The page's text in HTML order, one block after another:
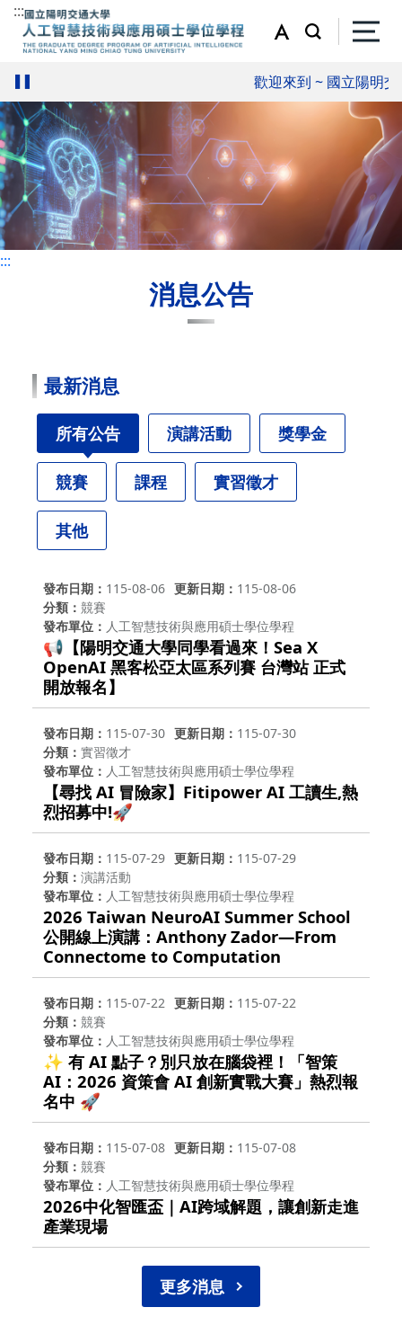
:::
歡迎來到 ~ 國立陽明
:::
消息公告
最新消息
所有公告 演講活動 獎學金
競賽 課程 實習徵才
其他
發布日期 115-08-06 更新日期
115-08-06
分類
競賽
發布單位
人工智慧技術與應用碩士學位學程
📢【陽明交通大學同學看過來！Sea X
OpenAI 黑客松亞太區系列賽 台灣站 正式
開放報名】
發布日期 115-07-30 更新日期
115-07-30
分類
實習徵才
發布單位
人工智慧技術與應用碩士學位學程
【尋找 AI 冒險家】Fitipower AI 工讀生,熱
烈招募中!🚀
發布日期 115-07-29 更新日期
115-07-29
分類
演講活動
發布單位
人工智慧技術與應用碩士學位學程
2026 Taiwan NeuroAI Summer School
公開線上演講：Anthony Zador—From
Connectome to Computation
發布日期 115-07-22 更新日期
115-07-22
分類
競賽
發布單位
人工智慧技術與應用碩士學位學程
✨ 有 AI 點子？別只放在腦袋裡！「智策
AI：2026 資策會 AI 創新實戰大賽」熱烈報
名中 🚀
發布日期 115-07-08 更新日期
115-07-08
分類
競賽
發布單位
人工智慧技術與應用碩士學位學程
2026中化智匯盃｜AI跨域解題，讓創新走進
產業現場
更多消息